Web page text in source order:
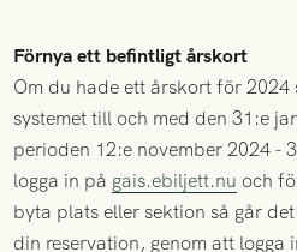
Förnya ett befintligt årskort
Om du hade ett årskort för 2024
systemet till och med den 31:e
perioden 12:e november 2024 -
logga in på gais.ebiljett.nu och
byta plats eller sektion så går
din reservation, genom att logga